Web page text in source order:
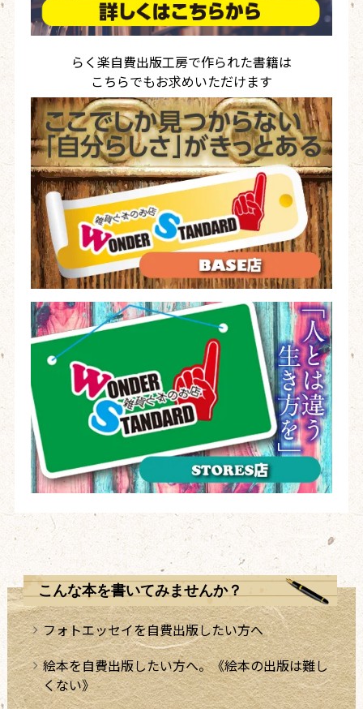
らく楽自費出版工房で作られた書籍は
こちらでもお求めいただけます
こんな本を書いてみませんか？
フォトエッセイを自費出版したい方へ
絵本を自費出版したい方へ。《絵本の出版は難し
くない》